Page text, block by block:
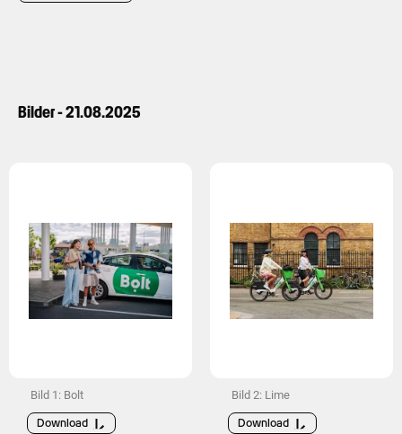
Bilder - 21.08.2025
Bild 1: Bolt
Download
Bild 2: Lime
Download